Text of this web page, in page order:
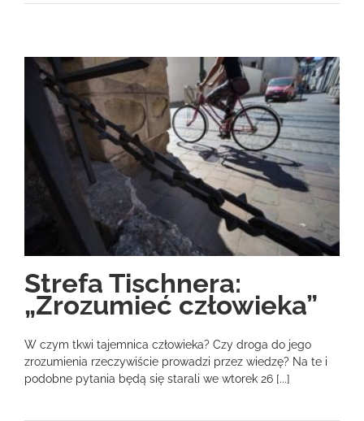
Strefa Tischnera:
„Zrozumieć człowieka”
W czym tkwi tajemnica człowieka? Czy droga do jego
zrozumienia rzeczywiście prowadzi przez wiedzę? Na te i
podobne pytania będą się starali we wtorek 26 [...]